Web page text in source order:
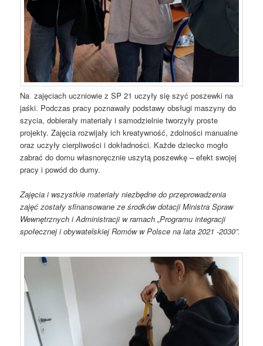
Na zajęciach uczniowie z SP 21 uczyły się szyć poszewki na
jaśki. Podczas pracy poznawały podstawy obsługi maszyny do
szycia, dobierały materiały i samodzielnie tworzyły proste
projekty. Zajęcia rozwijały ich kreatywność, zdolności manualne
oraz uczyły cierpliwości i dokładności. Każde dziecko mogło
zabrać do domu własnoręcznie uszytą poszewkę – efekt swojej
pracy i powód do dumy.
Zajęcia i wszystkie materiały niezbędne do przeprowadzenia
zajęć zostały sfinansowane ze środków dotacji Ministra Spraw
Wewnętrznych i Administracji w ramach „Programu integracji
społecznej i obywatelskiej Romów w Polsce na lata 2021 -2030”.